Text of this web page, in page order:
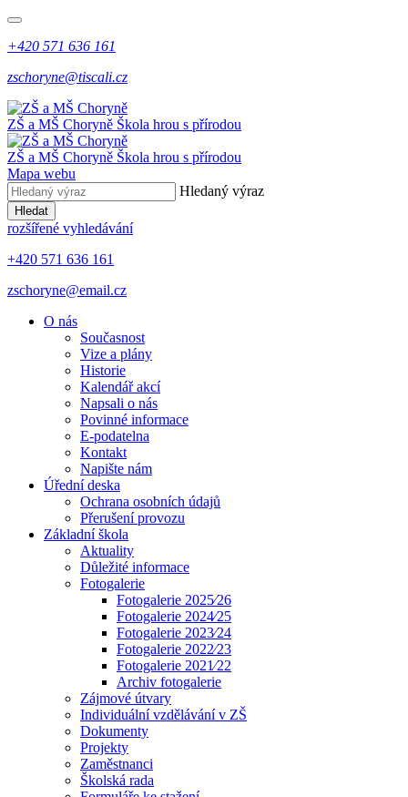
+420 571 636 161
zschoryne@tiscali.cz
ZŠ a MŠ Choryně Škola hrou s přírodou
ZŠ a MŠ Choryně Škola hrou s přírodou
Mapa webu
Hledaný výraz
Hledat
rozšířené vyhledávání
+420 571 636 161
zschoryne@email.cz
O nás
Současnost
Vize a plány
Historie
Kalendář akcí
Napsali o nás
Povinné informace
E-podatelna
Kontakt
Napište nám
Úřední deska
Ochrana osobních údajů
Přerušení provozu
Základní škola
Aktuality
Důležité informace
Fotogalerie
Fotogalerie 2025⁄26
Fotogalerie 2024⁄25
Fotogalerie 2023⁄24
Fotogalerie 2022⁄23
Fotogalerie 2021⁄22
Archiv fotogalerie
Zájmové útvary
Individuální vzdělávání v ZŠ
Dokumenty
Projekty
Zaměstnanci
Školská rada